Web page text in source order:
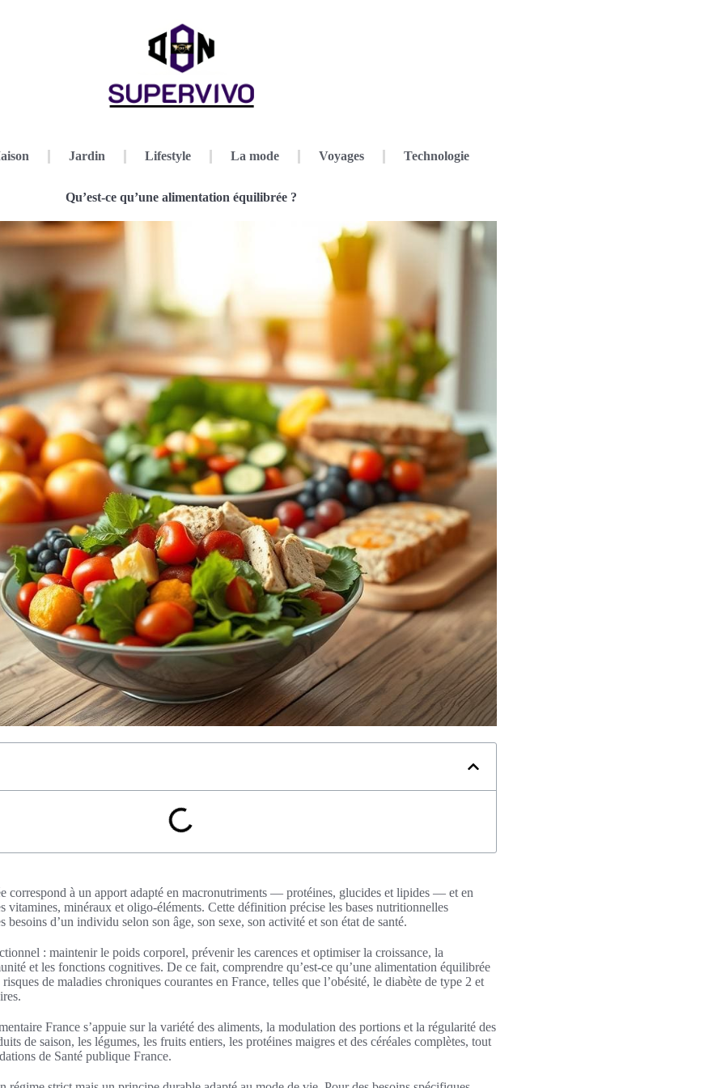
Jardin Lifestyle La mode Voyages Technologie
Qu’est-ce qu’une alimentation équilibrée ?
correspond à un apport adapté en macronutriments — protéines, glucides et lipides — et en
vitamines, minéraux et oligo‑éléments. Cette définition précise les bases nutritionnelles
besoins d’un individu selon son âge, son sexe, son activité et son état de santé.
: maintenir le poids corporel, prévenir les carences et optimiser la croissance, la
et les fonctions cognitives. De ce fait, comprendre qu’est‑ce qu’une alimentation équilibrée
de maladies chroniques courantes en France, telles que l’obésité, le diabète de type 2 et
France s’appuie sur la variété des aliments, la modulation des portions et la régularité des
de saison, les légumes, les fruits entiers, les protéines maigres et des céréales complètes, tout
de Santé publique France.